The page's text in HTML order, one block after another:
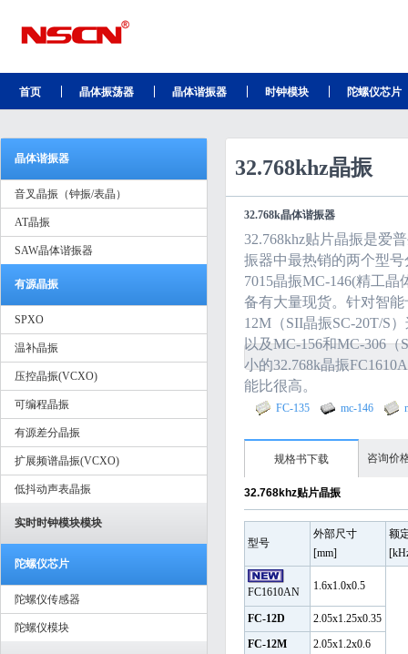
首页 晶体振荡器 晶体谐振器 时钟模块 陀螺仪芯片
晶体谐振器
音叉晶振（钟振/表晶）
AT晶振
SAW晶体谐振器
有源晶振
SPXO
温补晶振
压控晶振(VCXO)
可编程晶振
有源差分晶振
扩展频谱晶振(VCXO)
低抖动声表晶振
实时时钟模块模块
陀螺仪芯片
陀螺仪传感器
陀螺仪模块
32.768khz晶振
32.768k晶体谐振器
32.768khz贴片晶振是爱
振器中最热销的两个型号
7015晶振MC-146(精工晶
备有大量现货。针对智能
12M（SII晶振SC-20T/S
以及MC-156和MC-306
小的32.768k晶振
能比很高。
FC-135 mc-146
规格书下载 咨询价
32.768khz贴片晶振
型号
外部尺寸
[mm]
额
FC1610AN 1.6x1.0x0.5
FC-12D
2.05x1.25x0.35
FC-12M
2.05x1.2x0.6